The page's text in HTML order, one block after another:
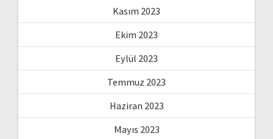
Kasım 2023
Ekim 2023
Eylül 2023
Temmuz 2023
Haziran 2023
Mayıs 2023